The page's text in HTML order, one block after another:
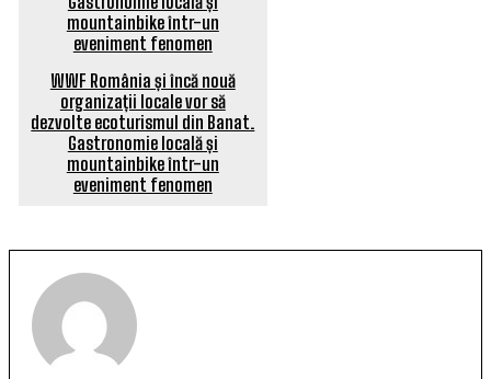
WWF România și încă nouă
organizații locale vor să
dezvolte ecoturismul din Banat.
Gastronomie locală și
mountainbike într-un
eveniment fenomen